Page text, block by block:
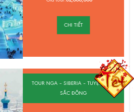
CHI TIẾT
TOUR NGA – SIBERIA – TUYỆT ĐỈNH
SẮC ĐÔNG